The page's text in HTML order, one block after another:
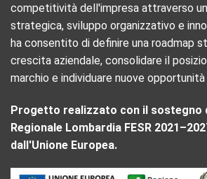
competitività dell'impresa attraverso
strategica, sviluppo organizzativo e
ha consentito di definire una roadmap
crescita aziendale, consolidare il
marchio e individuare nuove
Progetto realizzato con il sostegno
Regionale Lombardia FESR
dall'Unione Europea.